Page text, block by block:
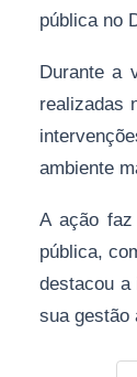
pública no
Durante a
realizadas
ambiente
A ação
pública,
destacou a
sua gestão